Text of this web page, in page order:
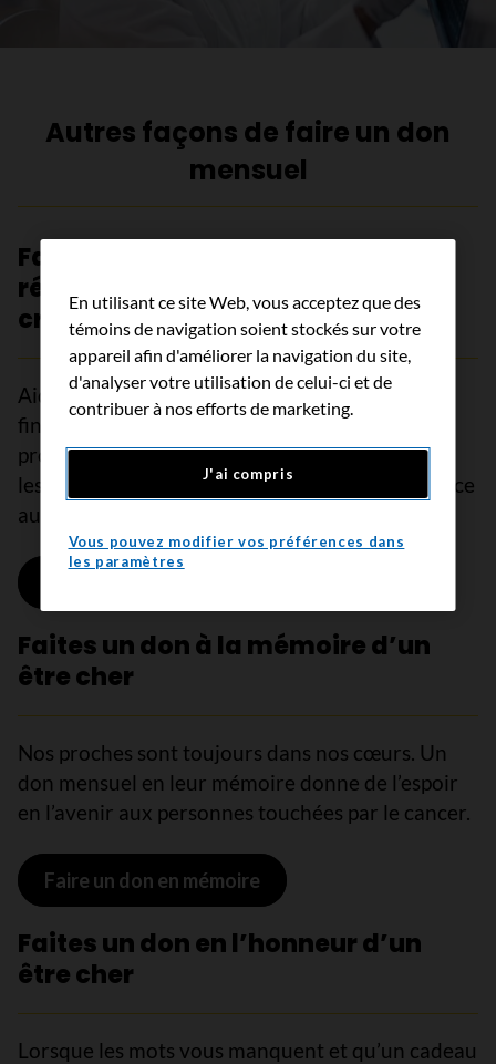
Autres façons de faire un don
mensuel
Faites un don pour nous aider à
répondre aux besoins les plus
criants
Aidez les personnes touchées par le cancer en
finançant les projets de recherche et les
programmes de soutien répondant aux besoins
les plus criants afin que personne n’ait à faire face
au cancer seul.
Faites un don à la mémoire d’un
être cher
Nos proches sont toujours dans nos cœurs. Un
don mensuel en leur mémoire donne de l’espoir
en l’avenir aux personnes touchées par le cancer.
Faire un don en mémoire
Faites un don en l’honneur d’un
être cher
Lorsque les mots vous manquent et qu’un cadeau
En utilisant ce site Web, vous acceptez que des
témoins de navigation soient stockés sur votre
appareil afin d'améliorer la navigation du site,
d'analyser votre utilisation de celui-ci et de
contribuer à nos efforts de marketing.
J'ai compris
Vous pouvez modifier vos préférences dans
les paramètres